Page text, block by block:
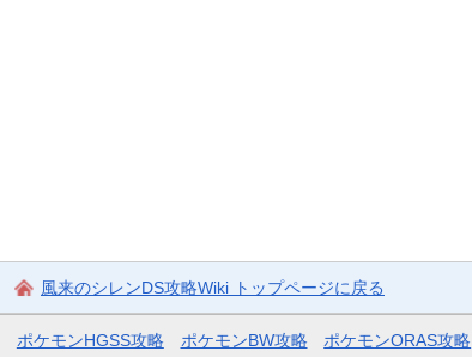
風来のシレンDS攻略Wiki トップページに戻る
ポケモンHGSS攻略 ポケモンBW攻略 ポケモンORAS攻略